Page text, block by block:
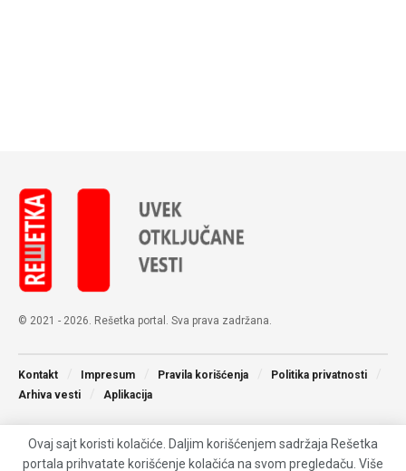
© 2021 - 2026. Rešetka portal. Sva prava zadržana.
Kontakt Impresum Pravila korišćenja
Politika privatnosti
Arhiva vesti
Aplikacija
Ovaj sajt koristi kolačiće. Daljim korišćenjem sadržaja Rešetka
portala prihvatate korišćenje kolačića na svom pregledaču. Više